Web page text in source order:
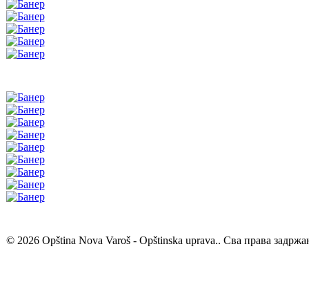
© 2026 Opština Nova Varoš - Opštinska uprava.. Сва права